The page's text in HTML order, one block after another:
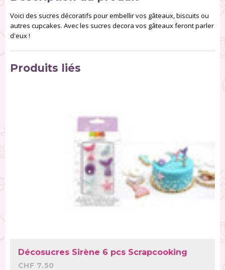
Voici des sucres décoratifs pour embellir vos gâteaux, biscuits ou
autres cupcakes. Avec les sucres decora vos gâteaux feront parler
d'eux !
Produits liés
Décosucres Sirène 6 pcs Scrapcooking
CHF 7.50